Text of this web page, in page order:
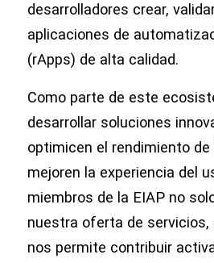
desarrolladores crear,
aplicaciones de
(rApps) de alta calidad.
Como parte de este
desarrollar soluciones
optimicen el rendimiento de
mejoren la experiencia del
miembros de la EIAP no
nuestra oferta de servicios,
nos permite contribuir